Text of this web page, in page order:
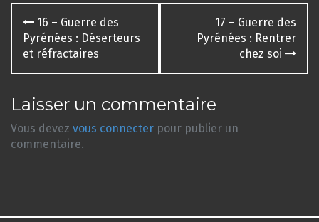
Navigation
des
articles
16 – Guerre des
Pyrénées : Déserteurs
et réfractaires
17 – Guerre des
Pyrénées : Rentrer
chez soi
Laisser un commentaire
Vous devez vous connecter pour publier un
commentaire.